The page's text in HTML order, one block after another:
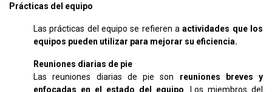
Prácticas del equipo
Las prácticas del equipo se refieren aactividades que los
equipos pueden utilizar para mejorar su eficiencia.
Reuniones diarias de pie
Las reuniones diarias de pie son reuniones breves y
enfocadas en el estado del equipo . Los miembros del